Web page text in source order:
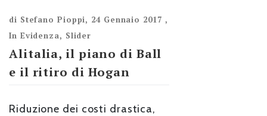
di Stefano Pioppi, 24 Gennaio 2017 ,
In Evidenza, Slider
Alitalia, il piano di Ball
e il ritiro di Hogan
Riduzione dei costi drastica,